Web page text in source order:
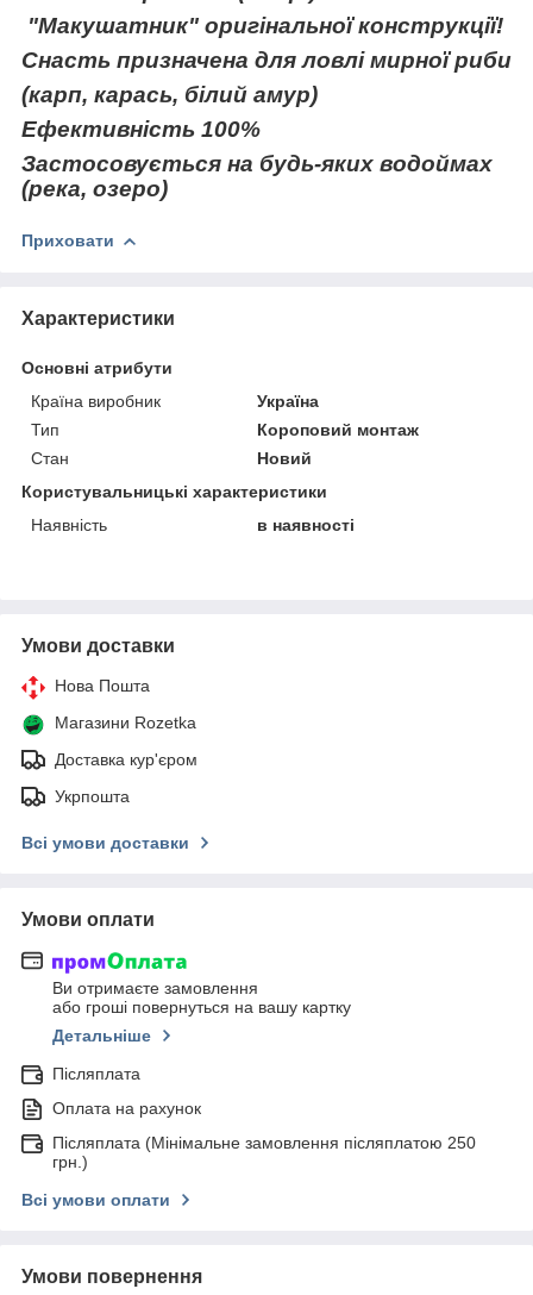
"Макушатник" оригінальної конструкції!
Снасть призначена для ловлі мирної риби
(карп, карась, білий амур)
Ефективність 100%
Застосовується на будь-яких водоймах
(река, озеро)
Приховати
Характеристики
Основні атрибути
Країна виробник
Україна
Тип
Короповий монтаж
Стан
Новий
Користувальницькі характеристики
Наявність
в наявності
Умови доставки
Нова Пошта
Магазини Rozetka
Доставка кур'єром
Укрпошта
Всі умови доставки
Умови оплати
Ви отримаєте замовлення
або гроші повернуться на вашу картку
Детальніше
Післяплата
Оплата на рахунок
Післяплата (Мінімальне замовлення післяплатою 250
грн.)
Всі умови оплати
Умови повернення